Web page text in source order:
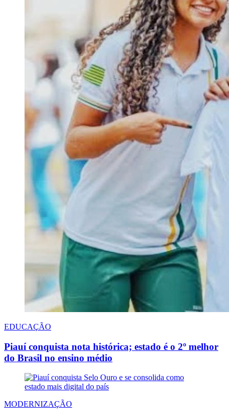
EDUCAÇÃO
Piauí conquista nota histórica; estado é o 2º melhor
do Brasil no ensino médio
MODERNIZAÇÃO